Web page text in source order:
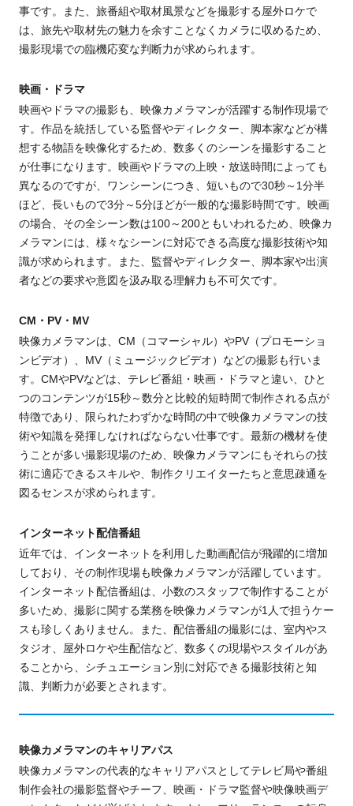
事です。また、旅番組や取材風景などを撮影する屋外ロケで
は、旅先や取材先の魅力を余すことなくカメラに収めるため、
撮影現場での臨機応変な判断力が求められます。
映画・ドラマ
映画やドラマの撮影も、映像カメラマンが活躍する制作現場で
す。作品を統括している監督やディレクター、脚本家などが構
想する物語を映像化するため、数多くのシーンを撮影すること
が仕事になります。映画やドラマの上映・放送時間によっても
異なるのですが、ワンシーンにつき、短いもので30秒～1分半
ほど、長いもので3分～5分ほどが一般的な撮影時間です。映画
の場合、その全シーン数は100～200ともいわれるため、映像カ
メラマンには、様々なシーンに対応できる高度な撮影技術や知
識が求められます。また、監督やディレクター、脚本家や出演
者などの要求や意図を汲み取る理解力も不可欠です。
CM・PV・MV
映像カメラマンは、CM（コマーシャル）やPV（プロモーショ
ンビデオ）、MV（ミュージックビデオ）などの撮影も行いま
す。CMやPVなどは、テレビ番組・映画・ドラマと違い、ひと
つのコンテンツが15秒～数分と比較的短時間で制作される点が
特徴であり、限られたわずかな時間の中で映像カメラマンの技
術や知識を発揮しなければならない仕事です。最新の機材を使
うことが多い撮影現場のため、映像カメラマンにもそれらの技
術に適応できるスキルや、制作クリエイターたちと意思疎通を
図るセンスが求められます。
インターネット配信番組
近年では、インターネットを利用した動画配信が飛躍的に増加
しており、その制作現場も映像カメラマンが活躍しています。
インターネット配信番組は、小数のスタッフで制作することが
多いため、撮影に関する業務を映像カメラマンが1人で担うケー
スも珍しくありません。また、配信番組の撮影には、室内やス
タジオ、屋外ロケや生配信など、数多くの現場やスタイルがあ
ることから、シチュエーション別に対応できる撮影技術と知
識、判断力が必要とされます。
映像カメラマンのキャリアパス
映像カメラマンの代表的なキャリアパス としてテレビ局や番組
制作会社の撮影監督やチーフ、映画・ドラマ監督や映像映画デ